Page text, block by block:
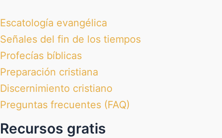
Escatología evangélica
Señales del fin de los tiempos
Profecías bíblicas
Preparación cristiana
Discernimiento cristiano
Preguntas frecuentes (FAQ)
Recursos gratis